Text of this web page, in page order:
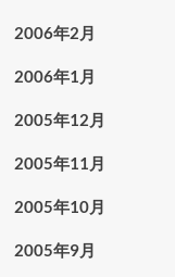
2006年2月
2006年1月
2005年12月
2005年11月
2005年10月
2005年9月